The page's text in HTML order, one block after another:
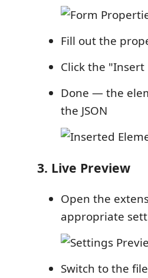
Fill out the
Click the
Done — the
the JSON
3. Live Preview
Open the
appropriate
Switch to the